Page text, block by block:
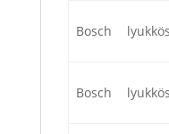
Bosch
Bosch